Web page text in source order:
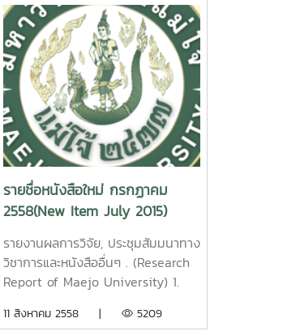
รายชื่อหนังสือใหม่ กรกฏาคม
2558(New Item July 2015)
รายงานผลการวิจัย, ประชุมสัมมนาทาง
วิชาการและหนังสืออื่นๆ . (Research
Report of Maejo University) 1.
อาหารเสริมสาหร่ายไก. ดวงพร อมร
11 สิงหาคม 2558 | 5209